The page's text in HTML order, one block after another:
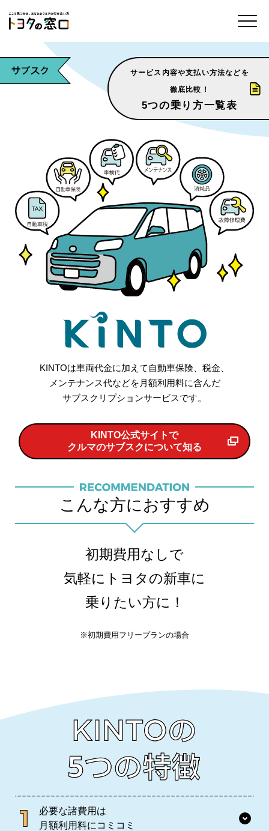
KINTOは車両代金に加えて自動車保険、税金、
メンテナンス代などを月額利用料に含んだ
サブスクリプションサービスです。
KINTO公式サイトで
クルマのサブスクについて知る
サービス内容や支払い方法などを
徹底比較！
5つの乗り方一覧表
こんな方におすすめ
初期費用なしで
気軽にトヨタの新車に
乗りたい方に！
※初期費用フリープランの場合
必要な諸費用は
月額利用料にコミコミ